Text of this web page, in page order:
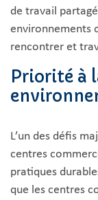
de travail
environnements
rencontrer et
Priorité à
L’un des défis
centres
pratiques
que les centres